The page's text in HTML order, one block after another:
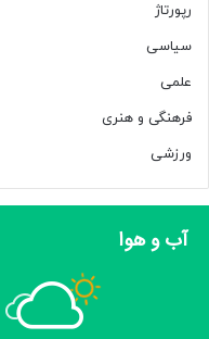
رپورتاژ
سیاسی
علمی
فرهنگی و هنری
ورزشی
آب و هوا